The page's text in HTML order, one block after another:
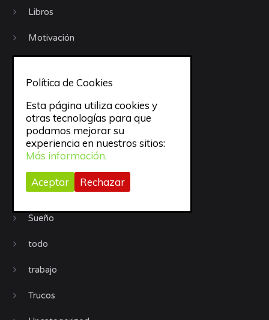
Libros
Motivación
objetivos
Organización
Procrastinación
Recursos
Sueño
todo
trabajo
Trucos
Política de Cookies
Esta página utiliza cookies y
otras tecnologías para que
podamos mejorar su
experiencia en nuestros sitios:
Más información.
Aceptar Rechazar